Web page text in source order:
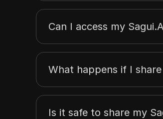
Can I access my
What happens if I
Is it safe to share my